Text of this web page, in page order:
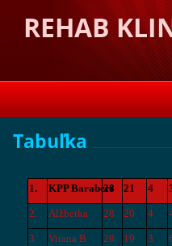
REHAB
Tabuľka
1. KPP Baraberi
28 21 4
2. Alžbetka 28 20 4
3. Vitana B 28 19 3